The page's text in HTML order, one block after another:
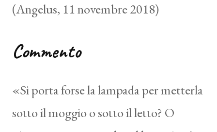
(Angelus, 11 novembre 2018)
Commento
«Si porta forse la lampada per metterla
sotto il moggio o sotto il letto? O